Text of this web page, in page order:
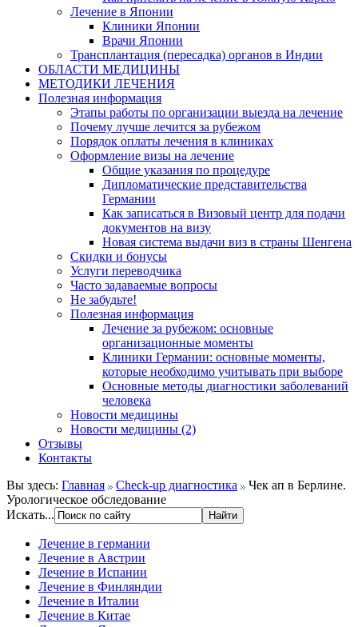
Лечение в Японии
Клиники Японии
Врачи Японии
Трансплантация (пересадка) органов в Индии
ОБЛАСТИ МЕДИЦИНЫ
МЕТОДИКИ ЛЕЧЕНИЯ
Полезная информация
Этапы работы по организации выезда на лечение
Почему лучше лечится за рубежом
Порядок оплаты лечения в клиниках
Оформление визы на лечение
Общие указания по процедуре
Дипломатические представительства
Германии
Как записаться в Визовый центр для подачи
документов на визу
Новая система выдачи виз в страны Шенгена
Скидки и бонусы
Услуги переводчика
Часто задаваемые вопросы
Не забудьте!
Полезная информация
Лечение за рубежом: основные
организационные моменты
Клиники Германии: основные моменты,
которые необходимо учитывать при выборе
Основные методы диагностики заболеваний
человека
Новости медицины
Новости медицины (2)
Отзывы
Контакты
Вы здесь: Главная Check-up диагностика
Чек ап в Берлине.
Урологическое обследование
Искать...
Лечение в германии
Лечение в Австрии
Лечение в Испании
Лечение в Финляндии
Лечение в Италии
Лечение в Китае